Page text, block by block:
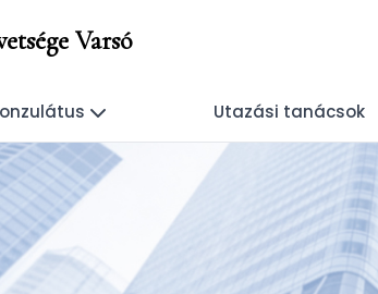
Varsó
Utazási tanácsok